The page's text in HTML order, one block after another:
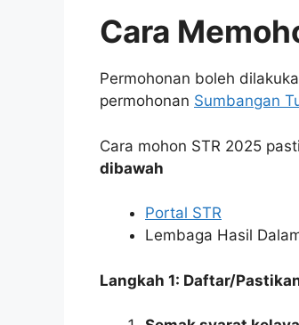
Cara
Permohonan boleh
permohonan Sumbangan
Cara mohon STR 2025
dibawah
Portal STR
Lembaga Hasil
Langkah 1: Daftar/